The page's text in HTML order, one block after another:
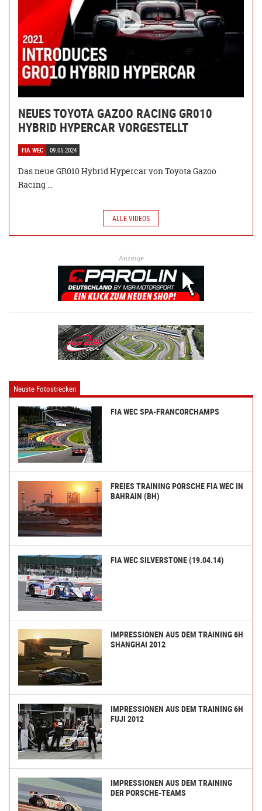
NEUES TOYOTA GAZOO RACING GR010
HYBRID HYPERCAR VORGESTELLT
FIA WEC 09.05.2024
Das neue GR010 Hybrid Hypercar von Toyota Gazoo
Racing ...
ALLE VIDEOS
Anzeige
Neuste Fotostrecken
FIA WEC SPA-FRANCORCHAMPS
FREIES TRAINING PORSCHE FIA WEC IN
BAHRAIN (BH)
FIA WEC SILVERSTONE (19.04.14)
IMPRESSIONEN AUS DEM TRAINING 6H
SHANGHAI 2012
IMPRESSIONEN AUS DEM TRAINING 6H
FUJI 2012
IMPRESSIONEN AUS DEM TRAINING
DER PORSCHE-TEAMS